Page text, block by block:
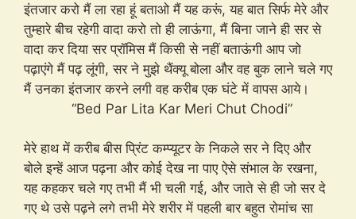
इंतजार करो मैं ला रहा हूं बताओ मैं यह करूं, यह बात सिर्फ मेरे और
तुम्हारे बीच रहेगी वादा करो तो ही लाऊंगा, मैं बिना जाने ही सर से
वादा कर दिया सर प्रॉमिस मैं किसी से नहीं बताऊंगी आप जो
पढ़ाएंगे मैं पढ़ लूंगी, सर ने मुझे थैंक्यू बोला और वह बुक लाने चले गए
मैं उनका इंतजार करने लगी वह करीब एक घंटे में वापस आये।
“Bed Par Lita Kar Meri Chut Chodi”
मेरे हाथ में करीब बीस प्रिंट कम्प्यूटर के निकले सर ने दिए और
बोले इन्हें आज पढ़ना और कोई देख ना पाए ऐसे संभाल के रखना,
यह कहकर चले गए तभी मैं भी चली गई, और जाते से ही जो सर दे
गए थे उसे पढ़ने लगे तभी मेरे शरीर में पहली बार बहुत रोमांच सा